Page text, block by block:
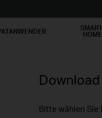
HOME
Bitte wählen Sie